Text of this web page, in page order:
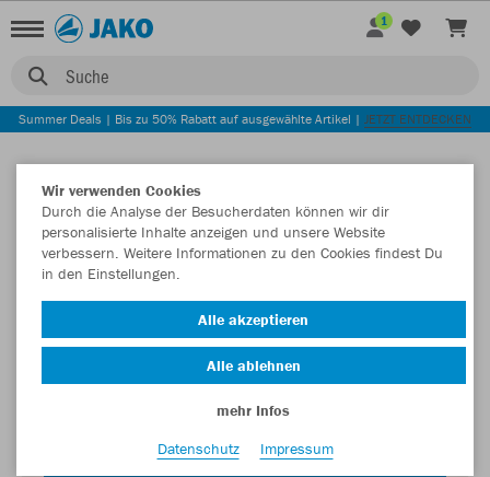
Suche
1
Summer Deals | Bis zu 50% Rabatt auf ausgewählte Artikel | JETZT ENTDECKEN
Login zum Teamshop TuS 07 Oberlar
JETZT EINLOGGEN
Wir verwenden Cookies
Durch die Analyse der Besucherdaten können wir dir
personalisierte Inhalte anzeigen und unsere Website
verbessern. Weitere Informationen zu den Cookies findest Du
in den Einstellungen.
Alle akzeptieren
Alle ablehnen
mehr Infos
Datenschutz
Impressum